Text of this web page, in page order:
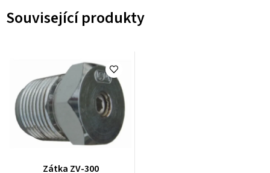
Související produkty
Zátka ZV-300